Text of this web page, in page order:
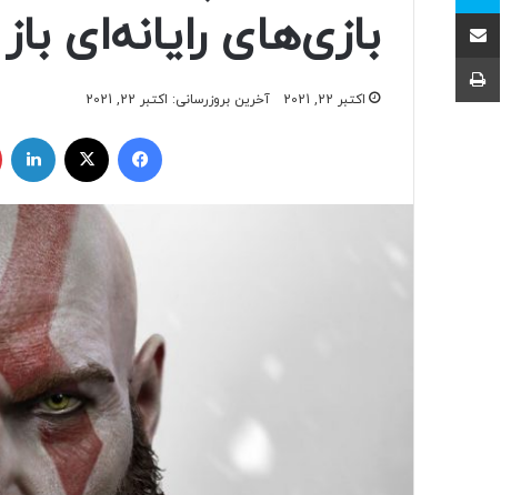
بازی‌های رایانه‌ای
اکتبر 22, 2021 آخرین بروزرسانی: اکتبر 22, 2021
ایکس